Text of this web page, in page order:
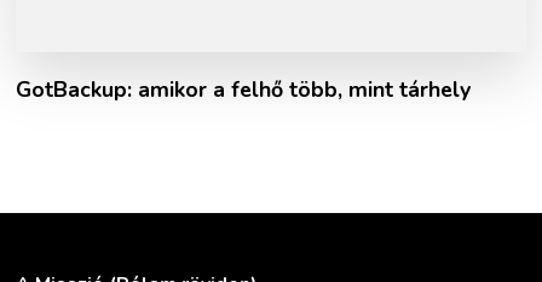
GotBackup: amikor a felhő több, mint tárhely